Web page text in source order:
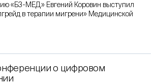
«Б3-МЕД» Евгений Коровин выступил
в терапии мигрени» Медицинской
о цифровом